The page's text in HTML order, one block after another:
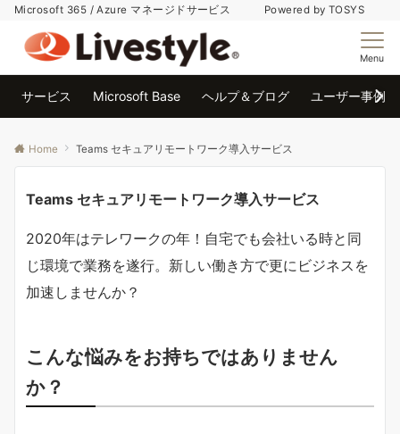
Microsoft 365 / Azure マネージドサービス Powered by TOSYS
Menu
サービス Microsoft Base ヘルプ＆ブログ ユーザー事例
Home Teams セキュアリモートワーク導入サービス
Teams セキュアリモートワーク導入サービス
2020年はテレワークの年！自宅でも会社いる時と同
じ環境で業務を遂行。新しい働き方で更にビジネスを
加速しませんか？
こんな悩みをお持ちではありません
か？